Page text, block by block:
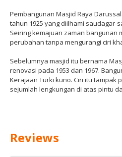
Pembangunan Masjid Raya
tahun 1925 yang diilhami saudagar-
Seiring kemajuan zaman bangunan
perubahan tanpa mengurangi ciri
Sebelumnya masjid itu bernama
renovasi pada 1953 dan 1967.
Kerajaan Turki kuno. Ciri itu tampak
sejumlah lengkungan di atas pintu
Reviews